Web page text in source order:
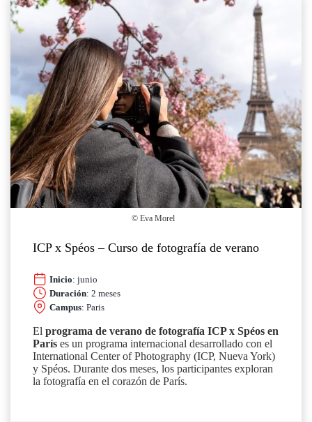
© Eva Morel
ICP x Spéos – Curso de fotografía de verano
Inicio: junio
Duración: 2 meses
Campus: Paris
El programa de verano de fotografía ICP x Spéos en
París es un programa internacional desarrollado con el
International Center of Photography (ICP, Nueva York)
y Spéos. Durante dos meses, los participantes exploran
la fotografía en el corazón de París.